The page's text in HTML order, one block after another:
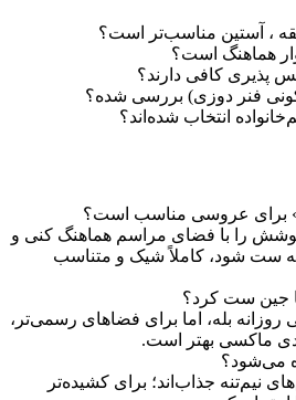
، آستین مناسب‌تر است؟
هماهنگ است؟
پذیری کافی دارند؟
فنر دوزی) بررسی شده؟
انتخاب شده‌اند؟
برای عروسی مناسب است؟
پوشش را با فضای مراسم هماهنگ کنی و
ست شود، کاملاً شیک و متناسب
جین ست کرد؟
بله، اما برای فضاهای رسمی‌تر،
ماکسی بهتر است.
می‌شود؟
نیم‌تنه جذاب‌اند؛ برای کشیده‌تر